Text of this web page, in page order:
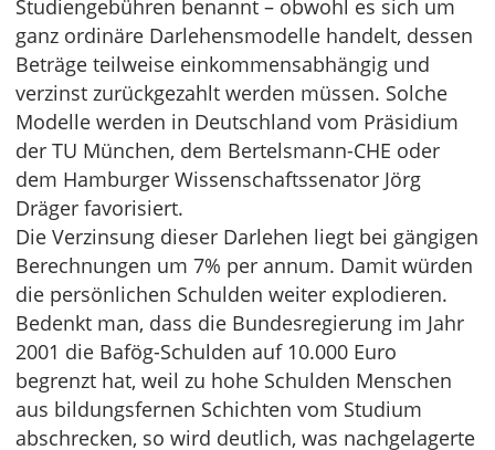
Studiengebühren benannt – obwohl es sich um
ganz ordinäre Darlehensmodelle handelt, dessen
Beträge teilweise einkommensabhängig und
verzinst zurückgezahlt werden müssen. Solche
Modelle werden in Deutschland vom Präsidium
der TU München, dem Bertelsmann-CHE oder
dem Hamburger Wissenschaftssenator Jörg
Dräger favorisiert.
Die Verzinsung dieser Darlehen liegt bei gängigen
Berechnungen um 7% per annum. Damit würden
die persönlichen Schulden weiter explodieren.
Bedenkt man, dass die Bundesregierung im Jahr
2001 die Bafög-Schulden auf 10.000 Euro
begrenzt hat, weil zu hohe Schulden Menschen
aus bildungsfernen Schichten vom Studium
abschrecken, so wird deutlich, was nachgelagerte